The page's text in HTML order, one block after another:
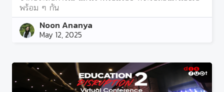
พร้อม ๆ กัน
Noon Ananya
May 12, 2025